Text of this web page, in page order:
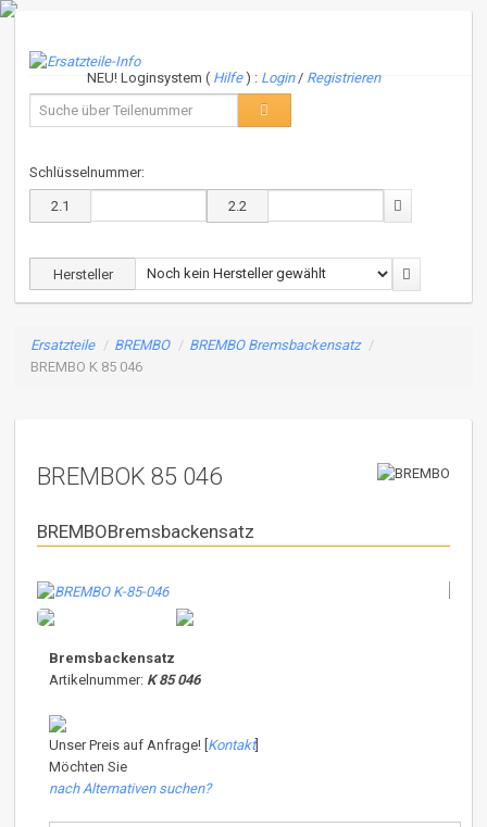
NEU! Loginsystem ( Hilfe) : Login / Registrieren
Schlüsselnummer:
2.1 2.2
Hersteller
Ersatzteile / BREMBO / BREMBO Bremsbackensatz /
BREMBO K 85 046
BREMBOK 85 046
BREMBOBremsbackensatz
Bremsbackensatz
Artikelnummer: K 85 046
Unser Preis auf Anfrage! [Kontakt]
Möchten Sie
nach Alternativen suchen?